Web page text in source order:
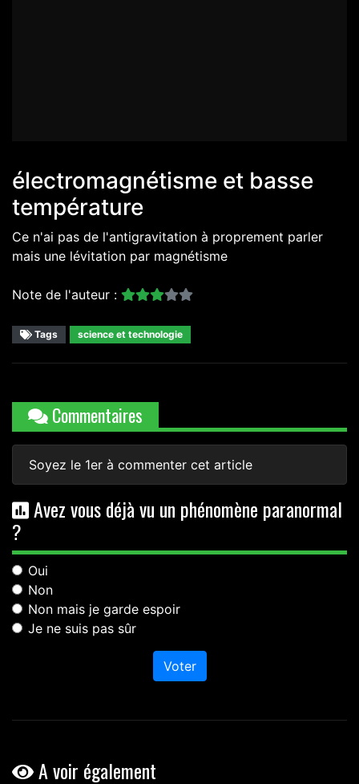
électromagnétisme et basse
température
Ce n'ai pas de l'antigravitation à proprement parler
mais une lévitation par magnétisme
Note de l'auteur :
Tags science et technologie
Commentaires
Soyez le 1er à commenter cet article
Avez vous déjà vu un phénomène paranormal
?
Oui
Non
Non mais je garde espoir
Je ne suis pas sûr
Voter
A voir également